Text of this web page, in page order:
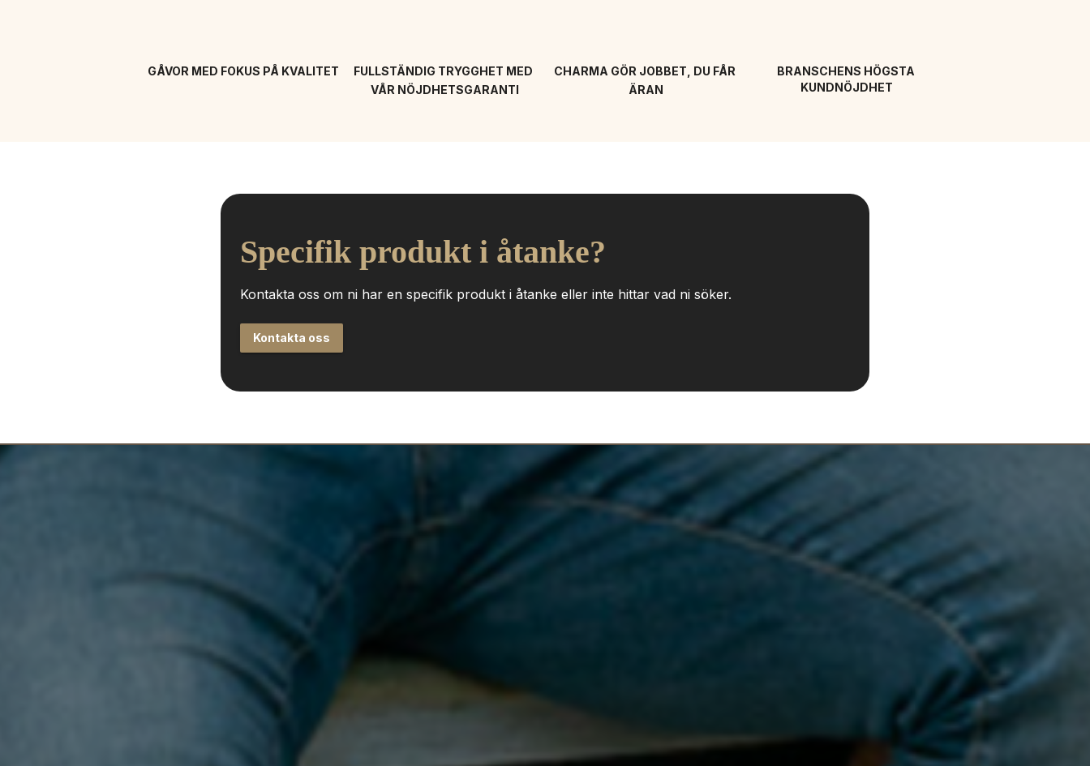
GÅVOR MED FOKUS PÅ KVALITET
FULLSTÄNDIG TRYGGHET MED
VÅR NÖJDHETSGARANTI
CHARMA GÖR JOBBET, DU FÅR
ÄRAN
BRANSCHENS HÖGSTA
KUNDNÖJDHET
Specifik produkt i åtanke?
Kontakta oss om ni har en specifik produkt i åtanke eller inte hittar vad ni söker.
Kontakta oss